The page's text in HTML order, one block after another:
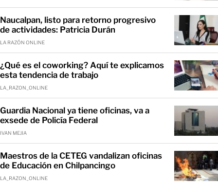
Naucalpan, listo para retorno progresivo
de actividades: Patricia Durán
LA RAZÓN ONLINE
¿Qué es el coworking? Aquí te explicamos
esta tendencia de trabajo
LA_RAZON_ONLINE
Guardia Nacional ya tiene oficinas, va a
exsede de Policía Federal
IVAN MEJIA
Maestros de la CETEG vandalizan oficinas
de Educación en Chilpancingo
LA_RAZON_ONLINE